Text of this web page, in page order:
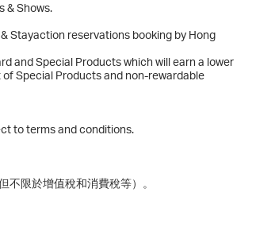
& Shows.
Stayaction reservations booking by Hong
and Special Products which will earn a lower
Special Products and non-rewardable
to terms and conditions.
限於增值稅和消費稅等）。